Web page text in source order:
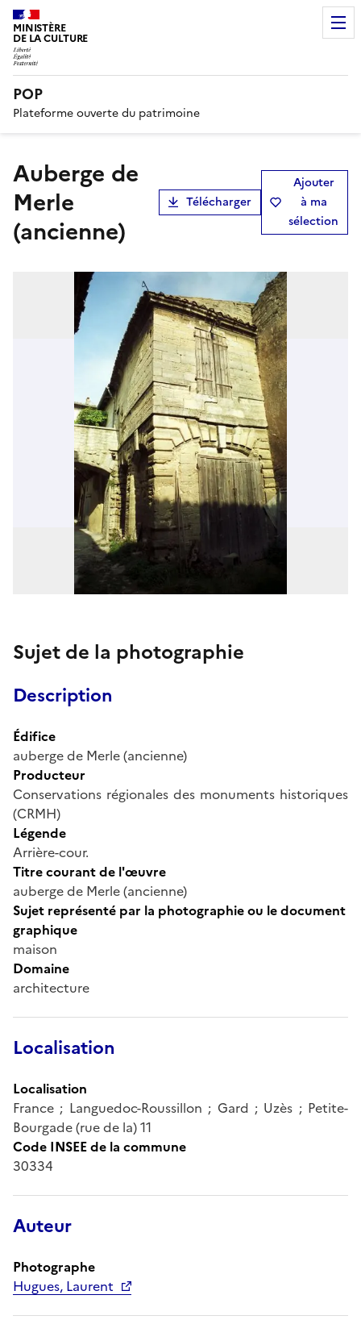
MINISTÈRE
DE LA CULTURE
POP
Plateforme ouverte du patrimoine
auberge de
Merle
(ancienne)
Télécharger
Ajouter
à ma
sélection
Sujet de la photographie
Description
Édifice
auberge de Merle (ancienne)
Producteur
Conservations régionales des monuments historiques
(CRMH)
Légende
Arrière-cour.
Titre courant de l'œuvre
auberge de Merle (ancienne)
Sujet représenté par la photographie ou le document
graphique
maison
Domaine
architecture
Localisation
Localisation
France ; Languedoc-Roussillon ; Gard ; Uzès ; Petite-
Bourgade (rue de la) 11
Code INSEE de la commune
30334
Auteur
Photographe
Hugues, Laurent